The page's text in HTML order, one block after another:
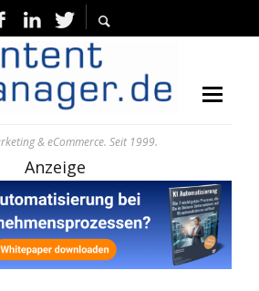
& eCommerce. Seit 1999.
Anzeige